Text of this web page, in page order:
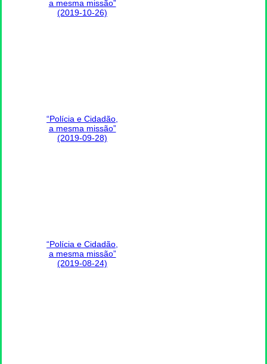
a mesma missão”
(2019-10-26)
“Polícia e Cidadão,
a mesma missão”
(2019-09-28)
“Polícia e Cidadão,
a mesma missão”
(2019-08-24)